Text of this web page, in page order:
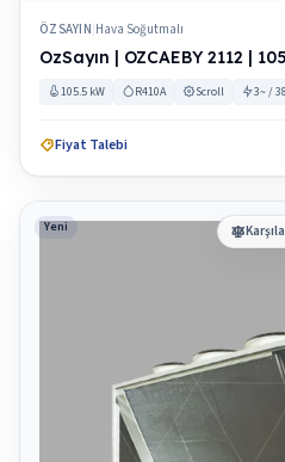
ÖZSAYIN|Hava Soğutmalı
OzSayın | OZCAEBY 2112 |
105.5 kW R410A Scroll 3~ /
Fiyat Talebi
Yeni